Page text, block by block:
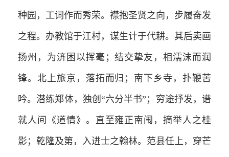
种园，工词作而秀荣。襟抱圣贤之向，步履奋发
之程。办教馆于江村，谋生计于代耕。其后卖画
扬州，为济困以挥毫；结交挚友，相濡沫而润
锋。北上旅京，落拓而归；南下乡寺，扑鞭苦
吟。潜练郑体，独创“六分半书”；穷途抒发，谱
就人间《道情》。直至雍正南闱，摘举人之桂
影；乾隆及第，入进士之翰林。范县任上，穿芒